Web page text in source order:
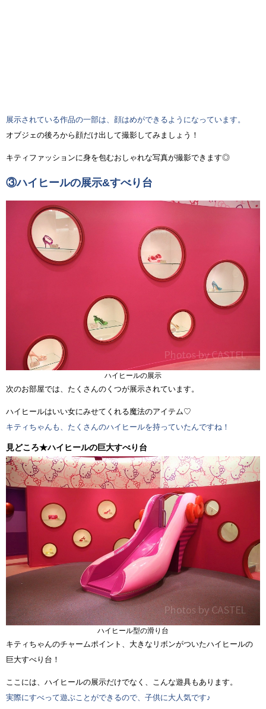
展示されている作品の一部は、顔はめができるようになっています。
オブジェの後ろから顔だけ出して撮影してみましょう！
キティファッションに身を包むおしゃれな写真が撮影できます◎
③ハイヒールの展示&すべり台
ハイヒールの展示
次のお部屋では、たくさんのくつが展示されています。
ハイヒールはいい女にみせてくれる魔法のアイテム♡
キティちゃんも、たくさんのハイヒールを持っていたんですね！
見どころ★ハイヒールの巨大すべり台
ハイヒール型の滑り台
キティちゃんのチャームポイント、大きなリボンがついたハイヒールの
巨大すべり台！
ここには、ハイヒールの展示だけでなく、こんな遊具もあります。
実際にすべって遊ぶことができるので、子供に大人気です♪